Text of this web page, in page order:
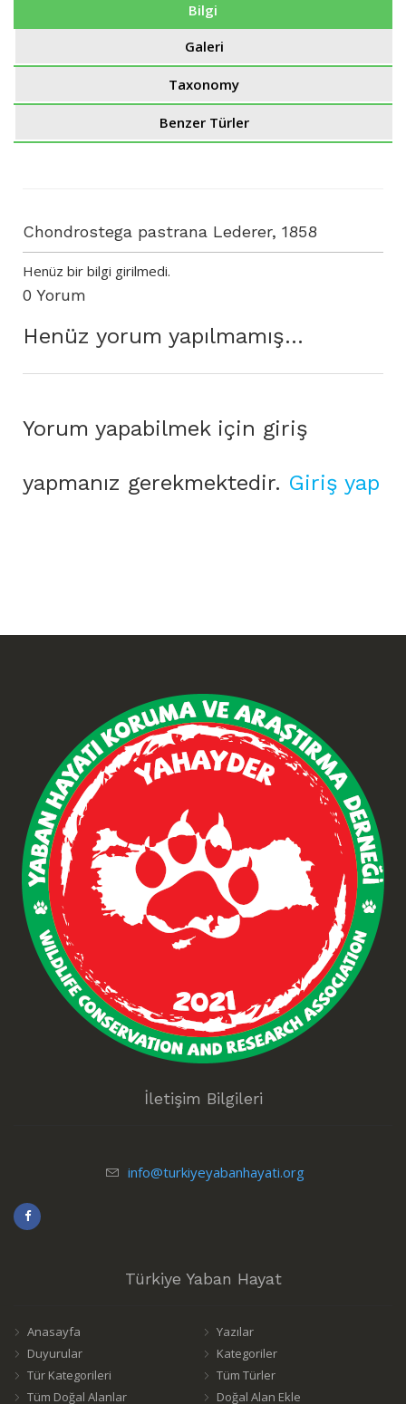
Bilgi
Galeri
Taxonomy
Benzer Türler
Chondrostega pastrana Lederer, 1858
Henüz bir bilgi girilmedi.
0 Yorum
Henüz yorum yapılmamış...
Yorum yapabilmek için giriş
yapmanız gerekmektedir. Giriş yap
İletişim Bilgileri
info@turkiyeyabanhayati.org
Türkiye Yaban Hayat
Anasayfa
Yazılar
Duyurular
Kategoriler
Tür Kategorileri
Tüm Türler
Tüm Doğal Alanlar
Doğal Alan Ekle